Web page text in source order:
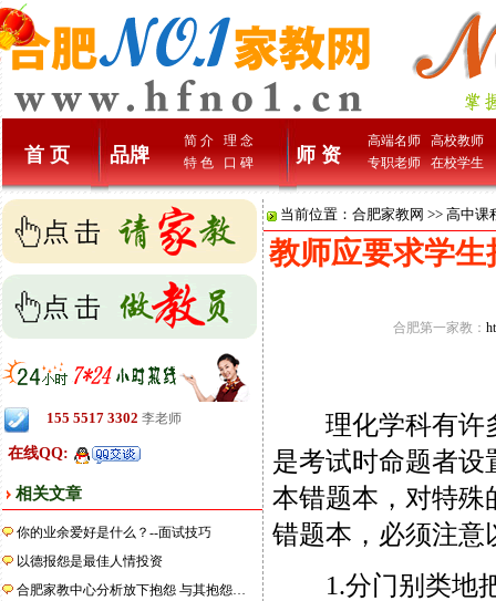
首 页 品牌
简 介
理 念
特 色
口 碑 师 资
高端名师
高校教师
专职老师
在校学生
155 5517 3302 李老师
在线QQ:
相关文章
你的业余爱好是什么？--面试技巧
以德报怨是最佳人情投资
合肥家教中心分析放下抱怨 与其抱怨…
当前位置： 合肥家教网 >> 高中课
教师应要求学
合肥第一家教：
理化学科有许多
是考试时命题者设
本错题本，对特殊
错题本，必须注意
1.分门别类地把